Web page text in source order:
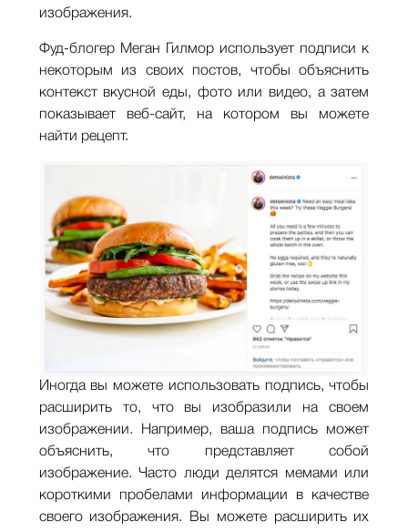
изображения.
Фуд-блогер Меган Гилмор использует подписи к
некоторым из своих постов, чтобы объяснить
контекст вкусной еды, фото или видео, а затем
показывает веб-сайт, на котором вы можете
найти рецепт.
Иногда вы можете использовать подпись, чтобы
расширить то, что вы изобразили на своем
изображении. Например, ваша подпись может
объяснить, что представляет собой
изображение. Часто люди делятся мемами или
короткими пробелами информации в качестве
своего изображения. Вы можете расширить их